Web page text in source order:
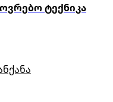
ტექნიკა